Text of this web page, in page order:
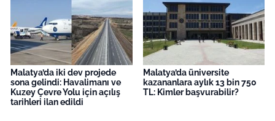
Malatya’da iki dev projede
sona gelindi: Havalimanı ve
Kuzey Çevre Yolu için açılış
tarihleri ilan edildi
Malatya’da üniversite
kazananlara aylık 13 bin 750
TL: Kimler başvurabilir?